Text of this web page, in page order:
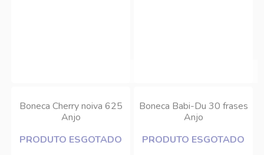
Boneca Cherry noiva 625
Anjo
PRODUTO ESGOTADO
Boneca Babi-Du 30 frases
Anjo
PRODUTO ESGOTADO